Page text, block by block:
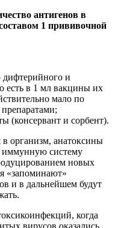
антигенов в
1 прививочной
дифтерийного и
есть в 1 мл вакцины их
мало по
(консервант и сорбент).
в организм, анатоксины
иммунную систему
новых
«запоминают»
и в дальнейшем будут
когда
вирусов оказались